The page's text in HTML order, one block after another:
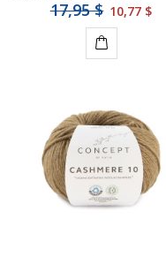
17,95 $ 10,77 $
panier